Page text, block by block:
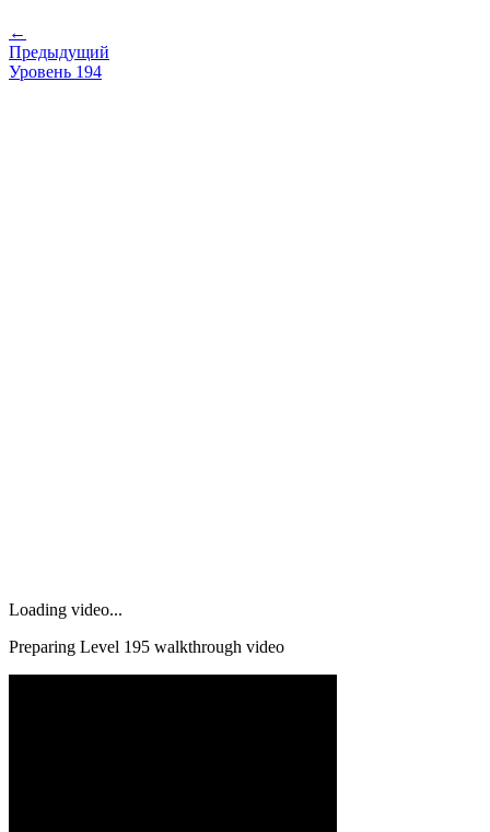
←
Предыдущий
Уровень 194
Loading video...
Preparing Level 195 walkthrough video